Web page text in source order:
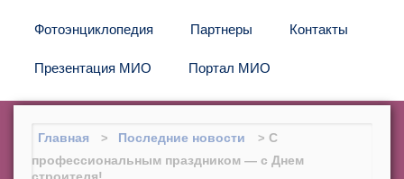
Фотоэнциклопедия Партнеры Контакты
Презентация МИО Портал МИО
Главная Последние новости
С
профессиональным праздником — с Днем